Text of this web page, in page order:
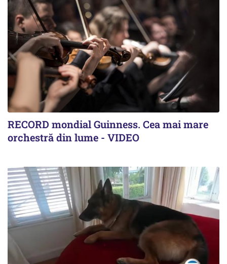
RECORD mondial Guinness. Cea mai mare
orchestră din lume - VIDEO